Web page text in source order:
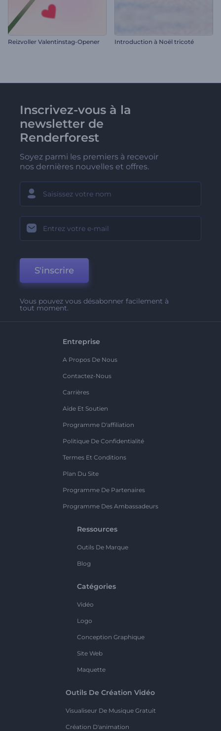
Reizvoller Valentinstag-Opener Introduction à Noël tricoté
Inscrivez-vous à la
newsletter de
Renderforest
Soyez parmi les premiers à recevoir
nos dernières nouvelles et offres.
S'inscrire
Vous pouvez vous désabonner facilement à
tout moment.
Entreprise
A Propos De Nous
Contactez-Nous
Carrières
Aide Et Soutien
Programme D'affiliation
Politique De Confidentialité
Termes Et Conditions
Plan Du Site
Programme De Partenaires
Programme Des Ambassadeurs
Ressources
Outils De Marque
Blog
Catégories
Vidéo
Logo
Conception Graphique
Site Web
Maquette
Outils De Création Vidéo
Visualiseur De Musique Gratuit
Création D'animation